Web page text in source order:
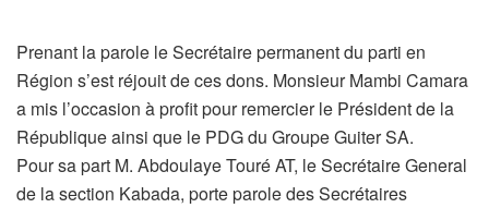
Prenant la parole le Secrétaire permanent du parti en
Région s’est réjouit de ces dons. Monsieur Mambi Camara
a mis l’occasion à profit pour remercier le Président de la
République ainsi que le PDG du Groupe Guiter SA.
Pour sa part M. Abdoulaye Touré AT, le Secrétaire General
de la section Kabada, porte parole des Secrétaires